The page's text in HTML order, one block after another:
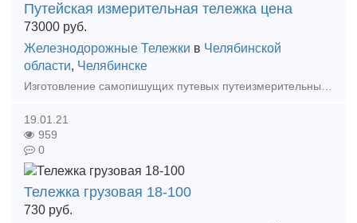
Путейская измерительная тележка цена
73000 руб.
Железнодорожные Тележки в Челябинской
области, Челябинске
Изготовление самопишущих путевых путеизмерительных тележек. На тележки имеется патент. Измерение железнодорожной колеи от 1510 до 1560 мм. Уровень рельса до +\- 125 мм. Тележки пожаро и взрыво
19.01.21
959
0
Тележка грузовая 18-100
730 руб.